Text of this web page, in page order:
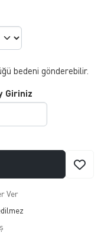
bedeni gönderebilir.
Giriniz
Ver